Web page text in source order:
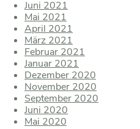
Juni 2021
Mai 2021
April 2021
März 2021
Februar 2021
Januar 2021
Dezember 2020
November 2020
September 2020
Juni 2020
Mai 2020